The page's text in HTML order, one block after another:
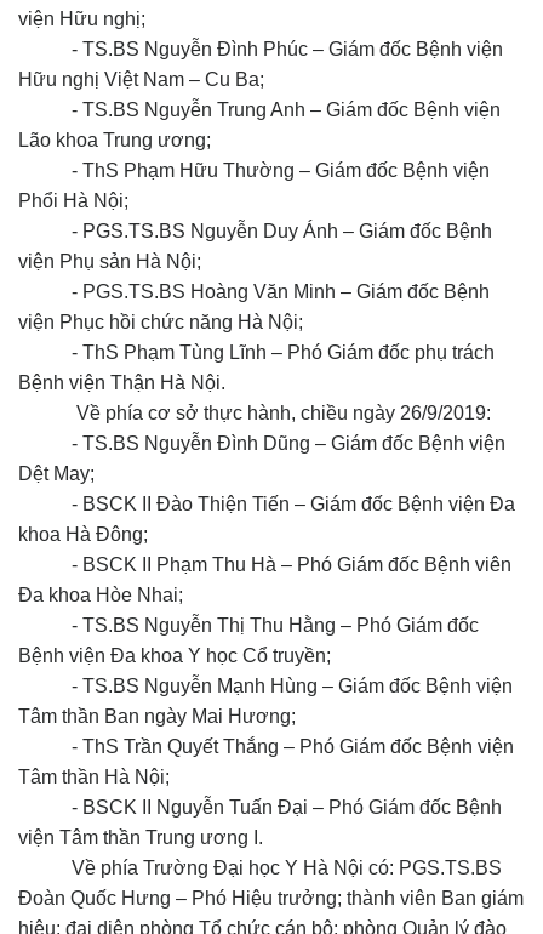
viện Hữu nghị;
- TS.BS Nguyễn Đình Phúc – Giám đốc Bệnh viện
Hữu nghị Việt Nam – Cu Ba;
- TS.BS Nguyễn Trung Anh – Giám đốc Bệnh viện
Lão khoa Trung ương;
- ThS Phạm Hữu Thường – Giám đốc Bệnh viện
Phổi Hà Nội;
- PGS.TS.BS Nguyễn Duy Ánh – Giám đốc Bệnh
viện Phụ sản Hà Nội;
- PGS.TS.BS Hoàng Văn Minh – Giám đốc Bệnh
viện Phục hồi chức năng Hà Nội;
- ThS Phạm Tùng Lĩnh – Phó Giám đốc phụ trách
Bệnh viện Thận Hà Nội.
Về phía cơ sở thực hành, chiều ngày 26/9/2019:
- TS.BS Nguyễn Đình Dũng – Giám đốc Bệnh viện
Dệt May;
- BSCK II Đào Thiện Tiến – Giám đốc Bệnh viện Đa
khoa Hà Đông;
- BSCK II Phạm Thu Hà – Phó Giám đốc Bệnh viên
Đa khoa Hòe Nhai;
- TS.BS Nguyễn Thị Thu Hằng – Phó Giám đốc
Bệnh viện Đa khoa Y học Cổ truyền;
- TS.BS Nguyễn Mạnh Hùng – Giám đốc Bệnh viện
Tâm thần Ban ngày Mai Hương;
- ThS Trần Quyết Thắng – Phó Giám đốc Bệnh viện
Tâm thần Hà Nội;
- BSCK II Nguyễn Tuấn Đại – Phó Giám đốc Bệnh
viện Tâm thần Trung ương I.
Về phía Trường Đại học Y Hà Nội có: PGS.TS.BS
Đoàn Quốc Hưng – Phó Hiệu trưởng; thành viên Ban giám
hiệu; đại diện phòng Tổ chức cán bộ; phòng Quản lý đào